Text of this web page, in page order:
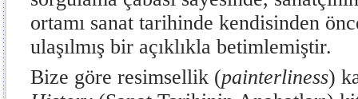
ortamı sanat tarihinde kendisinden
ulaşılmış bir açıklıkla betimlemiştir.
Bize göre resimsellik (painterliness)